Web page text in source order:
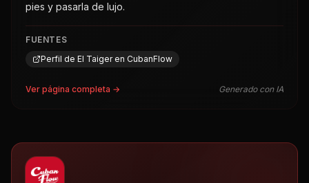
pies y pasarla de lujo.
FUENTES
Perfil de El Taiger en CubanFlow
Ver página completa → Generado con IA